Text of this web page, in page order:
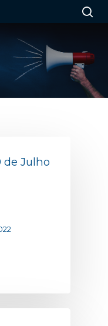
de Julho